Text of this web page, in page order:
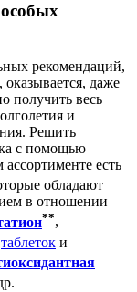
рекомендаций,
даже
получить весь
и
Решить
с помощью
есть
обладают
в отношении
**,
таблеток и